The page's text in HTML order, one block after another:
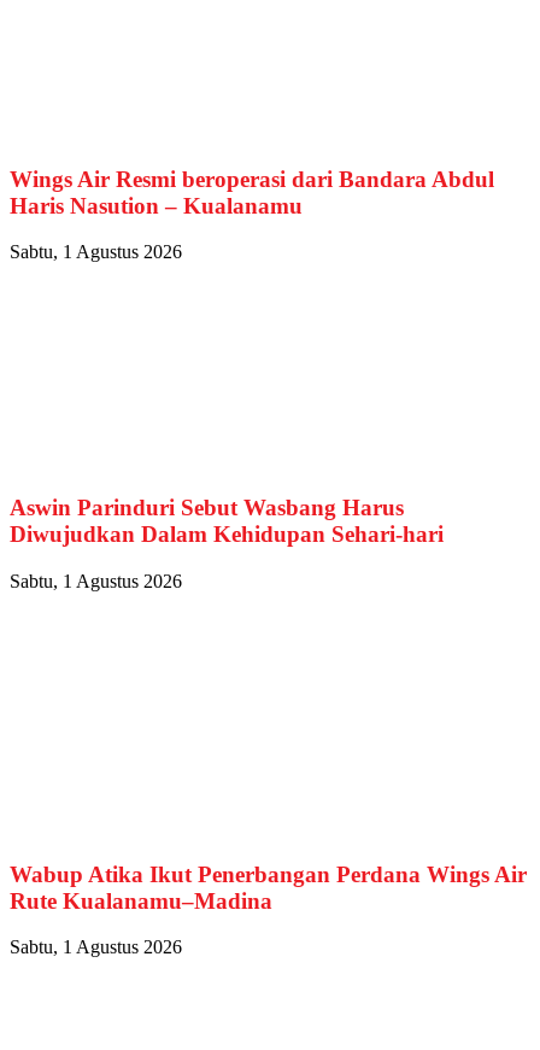
Wings Air Resmi beroperasi dari Bandara Abdul
Haris Nasution – Kualanamu
Sabtu, 1 Agustus 2026
Aswin Parinduri Sebut Wasbang Harus
Diwujudkan Dalam Kehidupan Sehari-hari
Sabtu, 1 Agustus 2026
Wabup Atika Ikut Penerbangan Perdana Wings Air
Rute Kualanamu–Madina
Sabtu, 1 Agustus 2026